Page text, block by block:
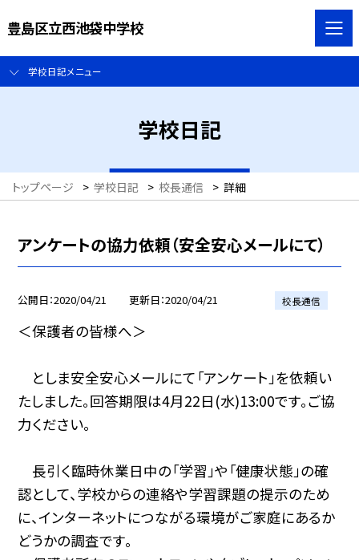
豊島区立西池袋中学校
学校日記メニュー
学校日記
トップページ > 学校日記 > 校長通信 > 詳細
アンケートの協力依頼（安全安心メールにて）
公開日 2020/04/21 更新日 2020/04/21 校長通信
＜保護者の皆様へ＞
としま安全安心メールにて「アンケート」を依頼い
たしました。回答期限は4月22日(水)13:00です。ご協
力ください。
長引く臨時休業日中の「学習」や「健康状態」の確
認として、学校からの連絡や学習課題の提示のため
に、インターネットにつながる環境がご家庭にあるか
どうかの調査です。